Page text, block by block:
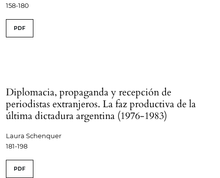
158-180
PDF
Diplomacia, propaganda y recepción de
periodistas extranjeros. La faz productiva de la
última dictadura argentina (1976-1983)
Laura Schenquer
181-198
PDF